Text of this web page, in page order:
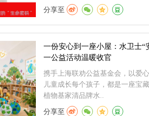
分享至
一份安心到一座小屋：水卫士“
一公益活动温暖收官
携手上海联劝公益基金会，以爱
儿童成长每个孩子，都是一座宝
植物基家清品牌水..
分享至